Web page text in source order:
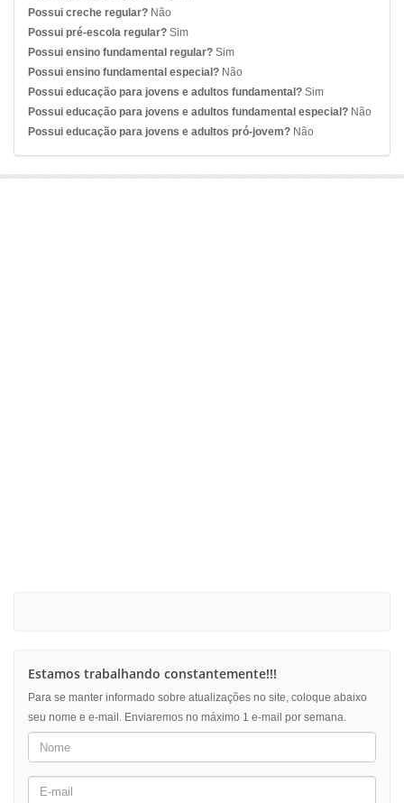
Possui creche regular? Não
Possui pré-escola regular? Sim
Possui ensino fundamental regular? Sim
Possui ensino fundamental especial? Não
Possui educação para jovens e adultos fundamental? Sim
Possui educação para jovens e adultos fundamental especial? Não
Possui educação para jovens e adultos pró-jovem? Não
Estamos trabalhando constantemente!!!
Para se manter informado sobre atualizações no site, coloque abaixo
seu nome e e-mail. Enviaremos no máximo 1 e-mail por semana.